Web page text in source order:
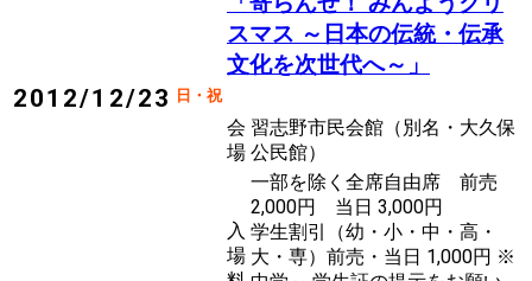
2012/12/23 日・祝
スマス ～日本の伝統・伝承
文化を次世代へ～」
会
場
習志野市民会館（別名・大久保
公民館）
入
場
一部を除く全席自由席 前売
2,000円 当日 3,000円
学生割引（幼・小・中・高・
大・専）前売・当日 1,000円 ※